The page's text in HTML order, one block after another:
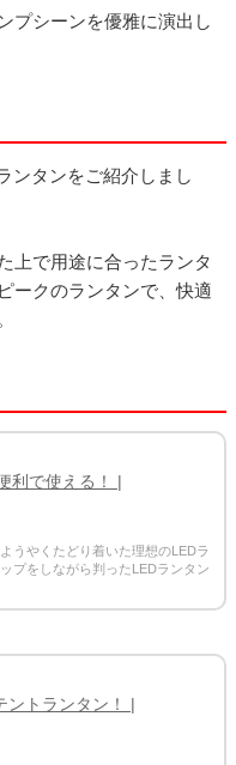
プシーンを優雅に演出し
ンタンをご紹介しまし
上で用途に合ったランタ
ークのランタンで、快適
利で使える！ |
うやくたどり着いた理想のLEDラ
プをしながら判ったLEDランタン
ントランタン！ |